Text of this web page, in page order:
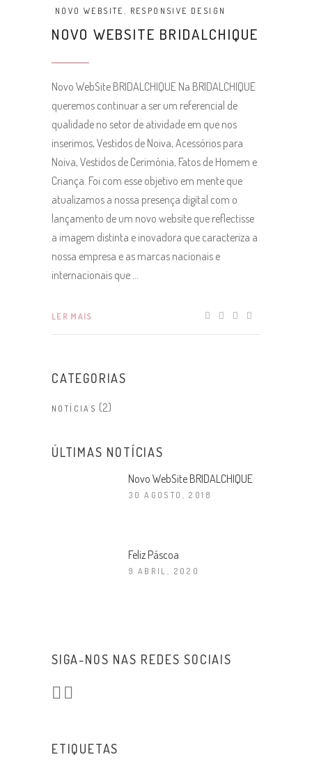
NOVO WEBSITE , RESPONSIVE DESIGN
NOVO WEBSITE BRIDALCHIQUE
Novo WebSite BRIDALCHIQUE Na BRIDALCHIQUE
queremos continuar a ser um referencial de
qualidade no setor de atividade em que nos
inserimos, Vestidos de Noiva, Acessórios para
Noiva, Vestidos de Cerimónia, Fatos de Homem e
Criança. Foi com esse objetivo em mente que
atualizamos a nossa presença digital com o
lançamento de um novo website que reflectisse
a imagem distinta e inovadora que caracteriza a
nossa empresa e as marcas nacionais e
internacionais que
LER MAIS
CATEGORIAS
NOTÍCIAS (2)
ÚLTIMAS NOTÍCIAS
Novo WebSite BRIDALCHIQUE
30 AGOSTO, 2018
Feliz Páscoa
9 ABRIL, 2020
SIGA-NOS NAS REDES SOCIAIS
ETIQUETAS